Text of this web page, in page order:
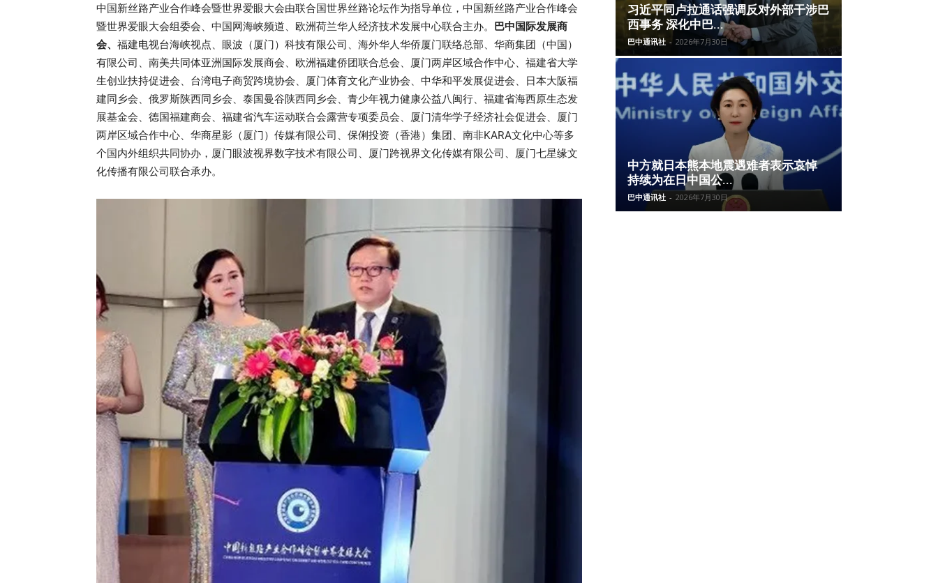
中国新丝路产业合作峰会暨世界爱眼大会由联合国世界丝路论坛作为指导单位，中国新丝路产业合作峰会
暨世界爱眼大会组委会、中国网海峡频道、欧洲荷兰华人经济技术发展中心联合主办。 巴中国际发展商
会、 福建电视台海峡视点、眼波（厦门）科技有限公司、海外华人华侨厦门联络总部、华商集团（中国）
有限公司、南美共同体亚洲国际发展商会、欧洲福建侨团联合总会、厦门两岸区域合作中心、福建省大学
生创业扶持促进会、台湾电子商贸跨境协会、厦门体育文化产业协会、中华和平发展促进会、日本大阪福
建同乡会、俄罗斯陕西同乡会、泰国曼谷陕西同乡会、青少年视力健康公益八闽行、福建省海西原生态发
展基金会、德国福建商会、福建省汽车运动联合会露营专项委员会、厦门清华学子经济社会促进会、厦门
两岸区域合作中心、华商星影（厦门）传媒有限公司、保俐投资（香港）集团、南非KARA文化中心等多
个国内外组织共同协办，厦门眼波视界数字技术有限公司、厦门跨视界文化传媒有限公司、厦门七星缘文
化传播有限公司联合承办。
习近平同卢拉通话强调反对外部干涉巴
西事务 深化中巴...
巴中通讯社 - 2026年7月30日
中方就日本熊本地震遇难者表示哀悼
持续为在日中国公...
巴中通讯社 - 2026年7月30日